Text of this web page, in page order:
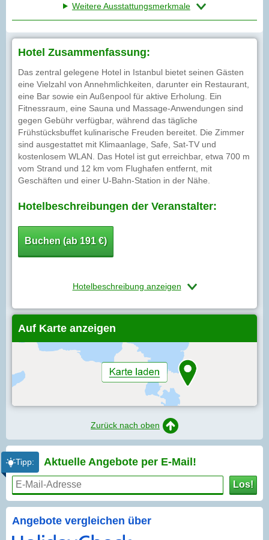
Weitere Ausstattungsmerkmale
Hotel Zusammenfassung:
Das zentral gelegene Hotel in Istanbul bietet seinen Gästen
eine Vielzahl von Annehmlichkeiten, darunter ein Restaurant,
eine Bar sowie ein Außenpool für aktive Erholung. Ein
Fitnessraum, eine Sauna und Massage-Anwendungen sind
gegen Gebühr verfügbar, während das tägliche
Frühstücksbuffet kulinarische Freuden bereitet. Die Zimmer
sind ausgestattet mit Klimaanlage, Safe, Sat-TV und
kostenlosem WLAN. Das Hotel ist gut erreichbar, etwa 700 m
vom Strand und 12 km vom Flughafen entfernt, mit
Geschäften und einer U-Bahn-Station in der Nähe.
Hotelbeschreibungen der Veranstalter:
Buchen (ab 191 €)
Hotelbeschreibung anzeigen
Auf Karte anzeigen
Zurück nach oben
Tipp: Aktuelle Angebote per E-Mail!
Los!
Angebote vergleichen über